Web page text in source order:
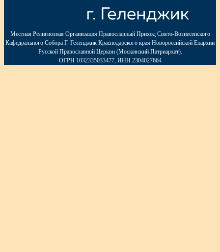
Местная Религиозная Организация Православный Приход Свято-Вознесенского
Кафедрального Собора Г. Геленджик Краснодарского края Новороссийской Епархии
Русской Православной Церкви (Московский Патриархат).
ОГРН 1032335033477, ИНН 2304027664